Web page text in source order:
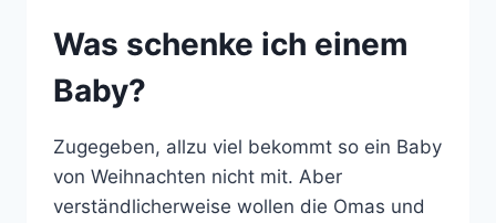
Was schenke ich einem
Baby?
Zugegeben, allzu viel bekommt so ein Baby
von Weihnachten nicht mit. Aber
verständlicherweise wollen die Omas und